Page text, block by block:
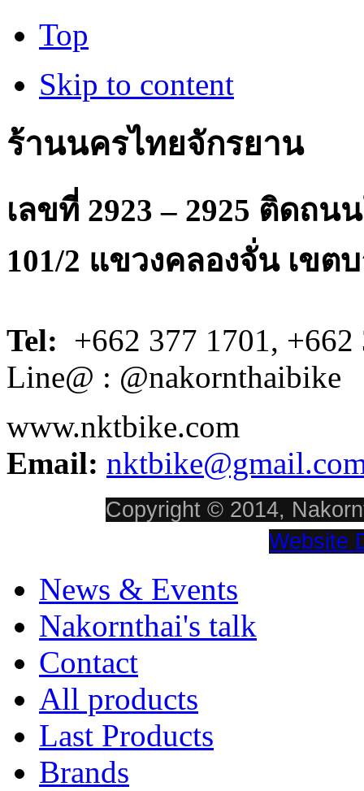
Top
Skip to content
ร้านนครไทยจักรยาน
เลขที่ 2923 – 2925 ติดถ
101/2 แขวงคลองจั่น เขต
Tel: +662 377 1701,
Line@ : @nakornthaibike
www.nktbike.com
Email:
Copyright © 2014,
Website
News & Events
Nakornthai's talk
Contact
All products
Last Products
Brands